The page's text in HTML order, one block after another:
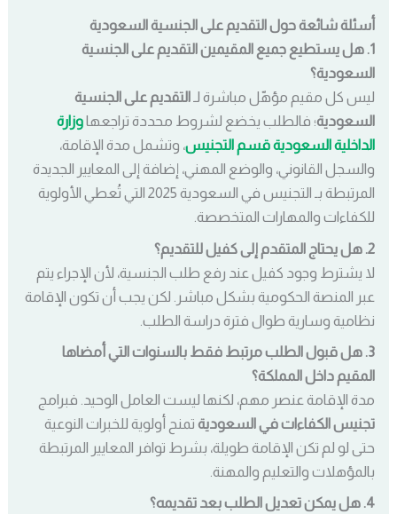
أسئلة شائعة حول التقديم على الجنسية السعودية
1. هل يستطيع جميع المقيمين التقديم على الجنسية
السعودية؟
ليس كل مقيم مؤهّل مباشرة لـ التقديم على الجنسية
السعودية؛ فالطلب يخضع لشروط محددة تراجعهاوزارة
الداخلية السعودية قسم التجنيس، وتشمل مدة الإقامة،
والسجل القانوني، والوضع المهني، إضافة إلى المعايير الجديدة
المرتبطة بـ التجنيس في السعودية 2025 التي تُعطي الأولوية
للكفاءات والمهارات المتخصصة.
2. هل يحتاج المتقدم إلى كفيل للتقديم؟
لا يشترط وجود كفيل عند رفع طلب الجنسية، لأن الإجراء يتم
عبر المنصة الحكومية بشكل مباشر. لكن يجب أن تكون الإقامة
نظامية وسارية طوال فترة دراسة الطلب.
3. هل قبول الطلب مرتبط فقط بالسنوات التي أمضاها
المقيم داخل المملكة؟
مدة الإقامة عنصر مهم، لكنها ليست العامل الوحيد. فبرامج
تجنيس الكفاءات في السعودية تمنح أولوية للخبرات النوعية
حتى لو لم تكن الإقامة طويلة، بشرط توافر المعايير المرتبطة
بالمؤهلات والتعليم والمهنة.
4. هل يمكن تعديل الطلب بعد تقديمه؟